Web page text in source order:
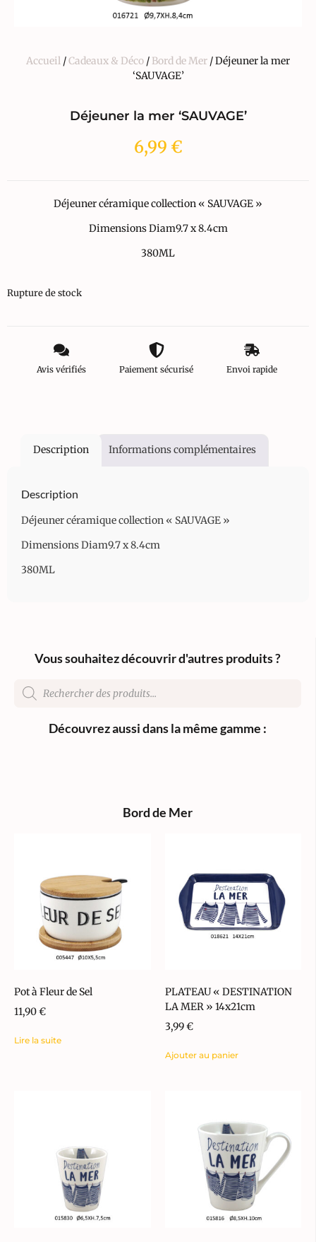
Accueil /Cadeaux & Déco / Bord de Mer / Déjeuner la mer
‘SAUVAGE’
Déjeuner la mer ‘SAUVAGE’
6,99 €
Déjeuner céramique collection « SAUVAGE »
Dimensions Diam9.7 x 8.4cm
380ML
Rupture de stock
Avis vérifiés Paiement sécurisé Envoi rapide
Description Informations complémentaires
Description
Déjeuner céramique collection « SAUVAGE »
Dimensions Diam9.7 x 8.4cm
380ML
Vous souhaitez découvrir d'autres produits ?
Découvrez aussi dans la même gamme :
Bord de Mer
Pot à Fleur de Sel
11,90€
Lire la suite
PLATEAU « DESTINATION
LA MER » 14x21cm
3,99€
Ajouter au panier